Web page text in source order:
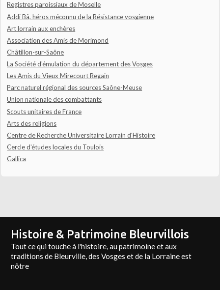
Registres paroissiaux de Moselle
Addi Bâ, héros méconnu de la Résistance vosgienne
Art lorrain aux enchères
Association des Amis de Morimond
Châtillon-sur-Saône
La Société d'émulation du département des Vosges
Les Amis du Vieux Mirecourt Regain
Parc naturel régional des sources Saône-Meuse
Union nationale des combattants
Scouts unitaires de France
Arts des religions
Centre de Recherche Universitaire Lorrain d'Histoire
Cercle d'études locales du Toulois
Gallica
Histoire & Patrimoine Bleurvillois
Tout ce qui touche à l'histoire, au patrimoine et aux
traditions de Bleurville, des Vosges et de la Lorraine est
nôtre